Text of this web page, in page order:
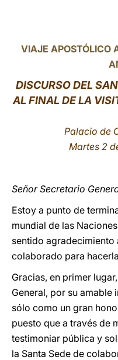
VIAJE APOSTÓLICO
DISCURSO DEL
AL FINAL DE LA
Palacio de
Martes 2
Señor Secretario
Estoy a punto de
mundial de las
sentido agradecimiento
colaborado para
Gracias, en primer
General, por su amable
sólo como un gran
puesto que a través de
testimoniar pública y
la Santa Sede de